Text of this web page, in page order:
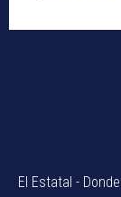
El Estatal -